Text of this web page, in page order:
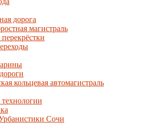
дорога
магистраль
кольцевая автомагистраль
Сочи